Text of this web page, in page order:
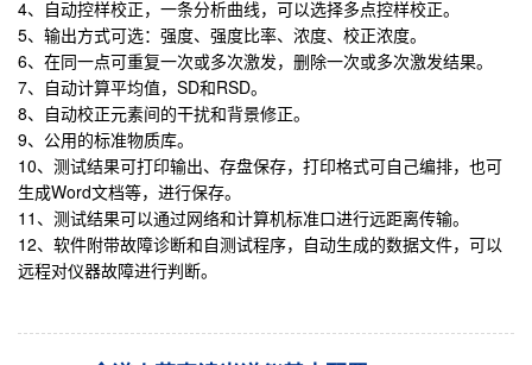
4、自动控样校正，一条分析曲线，可以选择多点控样校正。
5、输出方式可选：强度、强度比率、浓度、校正浓度。
6、在同一点可重复一次或多次激发，删除一次或多次激发结果。
7、自动计算平均值，SD和RSD。
8、自动校正元素间的干扰和背景修正。
9、公用的标准物质库。
10、测试结果可打印输出、存盘保存，打印格式可自己编排，也可
生成Word文档等，进行保存。
11、测试结果可以通过网络和计算机标准口进行远距离传输。
12、软件附带故障诊断和自测试程序，自动生成的数据文件，可以
远程对仪器故障进行判断。